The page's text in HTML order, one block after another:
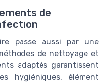
de
passe aussi par une
de nettoyage et
adaptés garantissent
hygiéniques, élément